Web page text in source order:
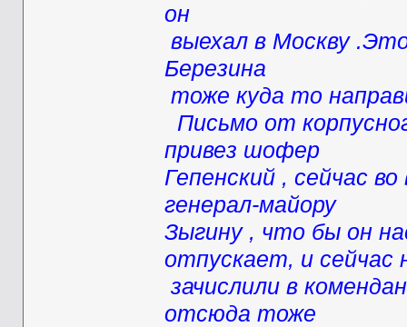
он
выехал в Москву
Березина
тоже куда то
Письмо от
привез шофер
Гепенский , сейчас
генерал-майору
Зыгину , что бы он
отпускает, и сейчас
зачислили в
отсюда тоже